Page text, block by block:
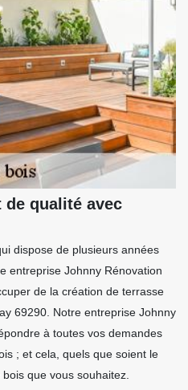
de qualité avec
dispose de plusieurs années
entreprise Johnny Rénovation
de la création de terrasse
69290. Notre entreprise Johnny
à toutes vos demandes
; et cela, quels que soient le
que vous souhaitez.